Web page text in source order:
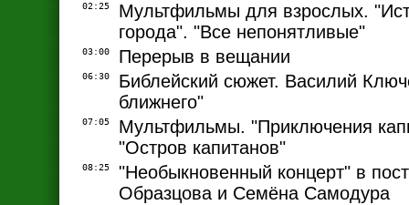
02:25
Мультфильмы для взрослых.
города". "Все непонятливые"
03:00 Перерыв в вещании
06:30
Библейский сюжет. Василий
ближнего"
07:05
Мультфильмы. "Приключения
"Остров капитанов"
08:25
"Необыкновенный концерт" в
Образцова и Семёна Самодура